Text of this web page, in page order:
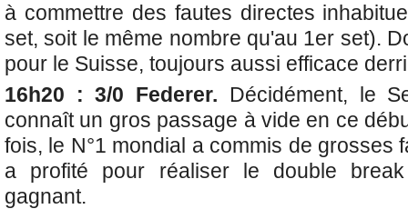
à commettre des fautes directes
set, soit le même nombre qu'au 1er set).
pour le Suisse, toujours aussi efficace
16h20 : 3/0 Federer. Décidément, le
connaît un gros passage à vide en ce
fois, le N°1 mondial a commis de grosses
a profité pour réaliser le double
gagnant.